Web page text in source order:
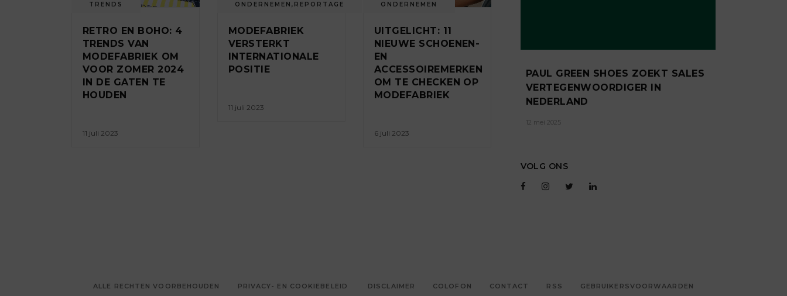
TRENDS
RETRO EN BOHO: 4
TRENDS VAN
MODEFABRIEK OM
VOOR ZOMER 2024
IN DE GATEN TE
HOUDEN
11 juli 2023
ONDERNEMEN , REPORTAGE
MODEFABRIEK
VERSTERKT
INTERNATIONALE
POSITIE
11 juli 2023
ONDERNEMEN
UITGELICHT: 11
NIEUWE SCHOENEN-
EN
ACCESSOIREMERKEN
OM TE CHECKEN OP
MODEFABRIEK
6 juli 2023
PAUL GREEN SHOES ZOEKT SALES
VERTEGENWOORDIGER IN
NEDERLAND
12 mei 2025
VOLG ONS
ALLE RECHTEN VOORBEHOUDEN PRIVACY- EN COOKIEBELEID DISCLAIMER COLOFON CONTACT RSS GEBRUIKERSVOORWAARDEN